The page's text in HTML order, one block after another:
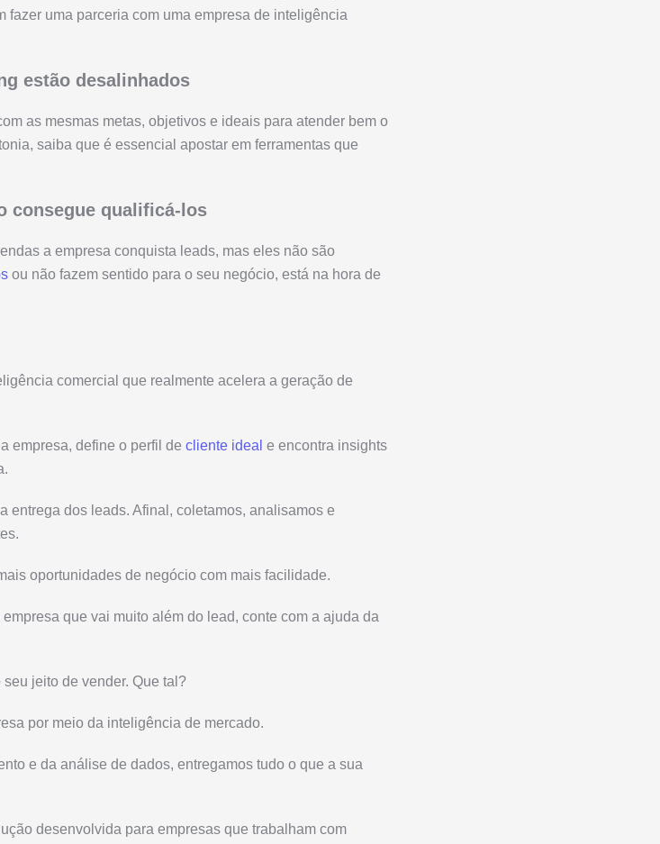
fazer uma parceria com uma empresa de inteligência
estão desalinhados
as mesmas metas, objetivos e ideais para atender bem o
saiba que é essencial apostar em ferramentas que
consegue qualificá-los
a empresa conquista leads, mas eles não são
ou não fazem sentido para o seu negócio, está na hora de
comercial que realmente acelera a geração de
empresa, define o perfil de cliente ideal e encontra insights
entrega dos leads. Afinal, coletamos, analisamos e
oportunidades de negócio com mais facilidade.
que vai muito além do lead, conte com a ajuda da
jeito de vender. Que tal?
por meio da inteligência de mercado.
e da análise de dados, entregamos tudo o que a sua
desenvolvida para empresas que trabalham com